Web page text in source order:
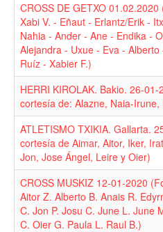
CROSS DE GETXO
Xabi V. - Eñaut - Erlantz/Erik -
Nahia - Ander - Ane - Endika -
Alejandra - Uxue - Eva -
Ruíz - Xabier F.)
HERRI KIROLAK. Bakio. 26-
cortesía de: Alazne, Naia-Irune,
ATLETISMO TXIKIA. Gallarta.
cortesía de Aimar, Aitor, Iker,
Jon, Jose Ángel, Leire y Oier)
CROSS MUSKIZ 12-01-2020
Aitor Z. Alberto B. Anais R.
C. Jon P. Josu C. June L. June
C. Oier G. Paula L. Raul B.)